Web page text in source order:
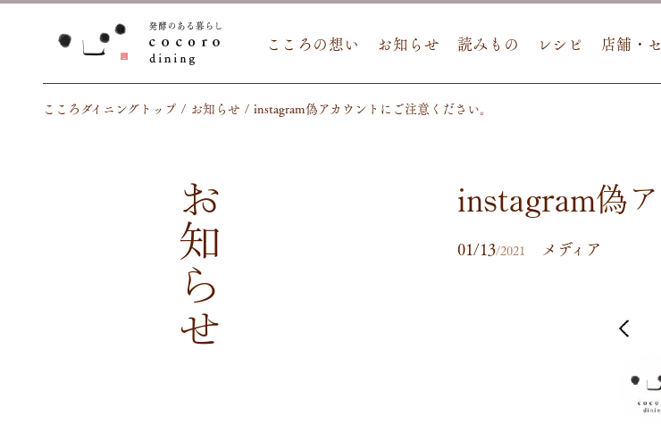
こころの想い お知らせ 読みもの レシピ 店舗・
こころダイニングトップ お知らせ instagram偽アカウントにご注意ください。
お知らせ instagram偽
01/13/2021 メディア